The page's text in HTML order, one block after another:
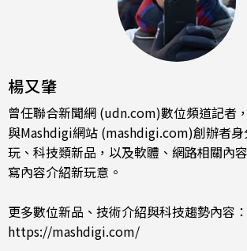
楊又肇
曾任聯合新聞網 (udn.com)數位頻道記者
與Mashdigi網站 (mashdigi.com)創辦者身
玩、科技類新品，以及軟體、網路相關內
寫內容介紹新玩意。
更多數位新品、技術介紹與科技趨勢內容：
https://mashdigi.com/